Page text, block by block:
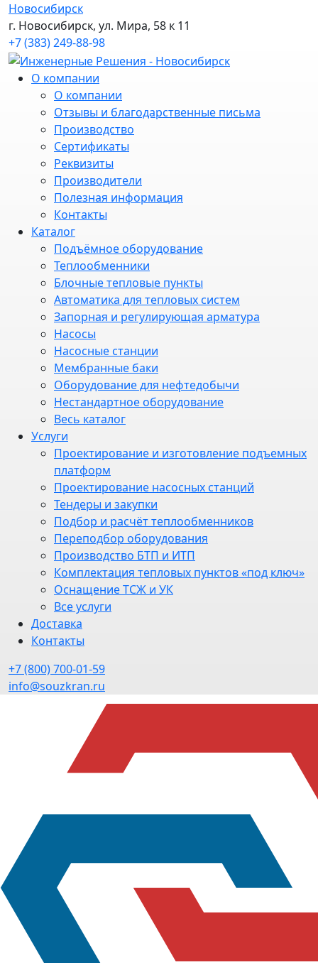
Новосибирск
г. Новосибирск, ул. Мира, 58 к 11
+7 (383) 249-88-98
О компании
О компании
Отзывы и благодарственные письма
Производство
Сертификаты
Реквизиты
Производители
Полезная информация
Контакты
Каталог
Подъёмное оборудование
Теплообменники
Блочные тепловые пункты
Автоматика для тепловых систем
Запорная и регулирующая арматура
Насосы
Насосные станции
Мембранные баки
Оборудование для нефтедобычи
Нестандартное оборудование
Весь каталог
Услуги
Проектирование и изготовление подъемных
платформ
Проектирование насосных станций
Тендеры и закупки
Подбор и расчёт теплообменников
Переподбор оборудования
Производство БТП и ИТП
Комплектация тепловых пунктов «под ключ»
Оснащение ТСЖ и УК
Все услуги
Доставка
Контакты
+7 (800) 700-01-59
info@souzkran.ru